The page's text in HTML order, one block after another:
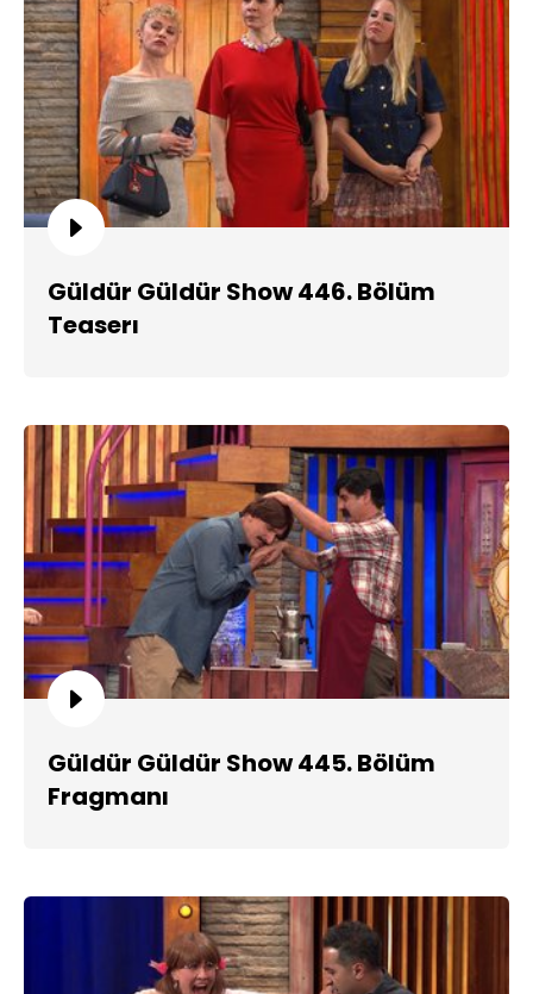
Güldür Güldür Show 446. Bölüm
Teaserı
Güldür Güldür Show 445. Bölüm
Fragmanı